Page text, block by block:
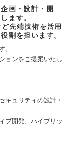
画・設計・開
ます。
先端技術を活用
割を担います。
。
ョンをご提案いたし
キュリティの設計・
ブ開発、ハイブリッ